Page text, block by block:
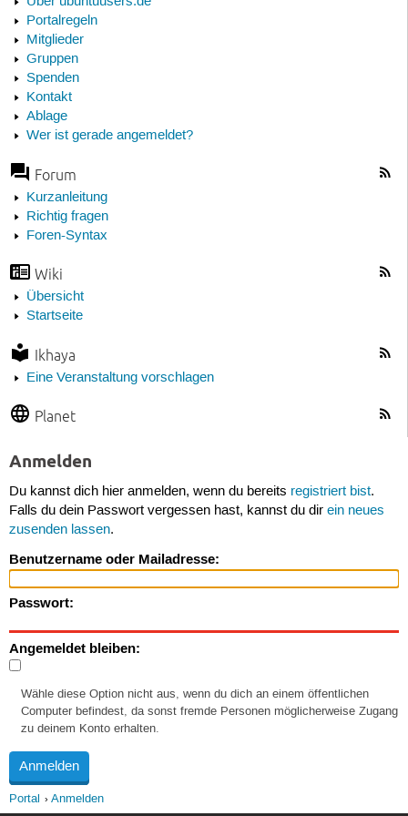
Portalregeln
Mitglieder
Gruppen
Spenden
Kontakt
Ablage
Wer ist gerade angemeldet?
Forum
Kurzanleitung
Richtig fragen
Foren-Syntax
Wiki
Übersicht
Startseite
Ikhaya
Eine Veranstaltung vorschlagen
Planet
Anmelden
Du kannst dich hier anmelden, wenn du bereits registriert bist.
Falls du dein Passwort vergessen hast, kannst du dir ein neues
zusenden lassen.
Benutzername oder Mailadresse:
Passwort:
Angemeldet bleiben:
Wähle diese Option nicht aus, wenn du dich an einem öffentlichen
Computer befindest, da sonst fremde Personen möglicherweise Zugang
zu deinem Konto erhalten.
Portal Anmelden